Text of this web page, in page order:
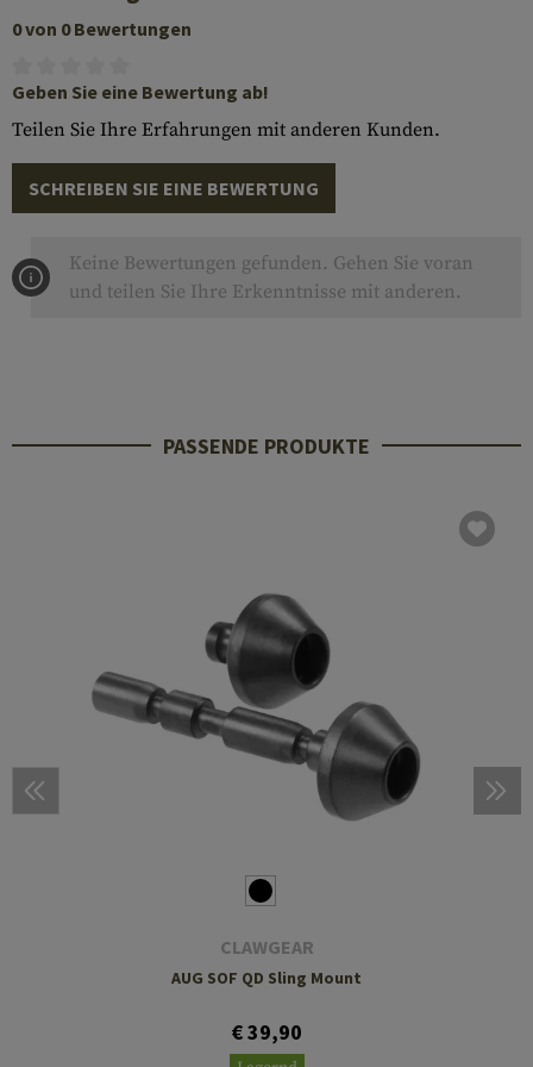
0 von 0 Bewertungen
Geben Sie eine Bewertung ab!
Teilen Sie Ihre Erfahrungen mit anderen Kunden.
SCHREIBEN SIE EINE BEWERTUNG
Keine Bewertungen gefunden. Gehen Sie voran
und teilen Sie Ihre Erkenntnisse mit anderen.
PASSENDE PRODUKTE
CLAWGEAR
AUG SOF QD Sling Mount
€ 39,90